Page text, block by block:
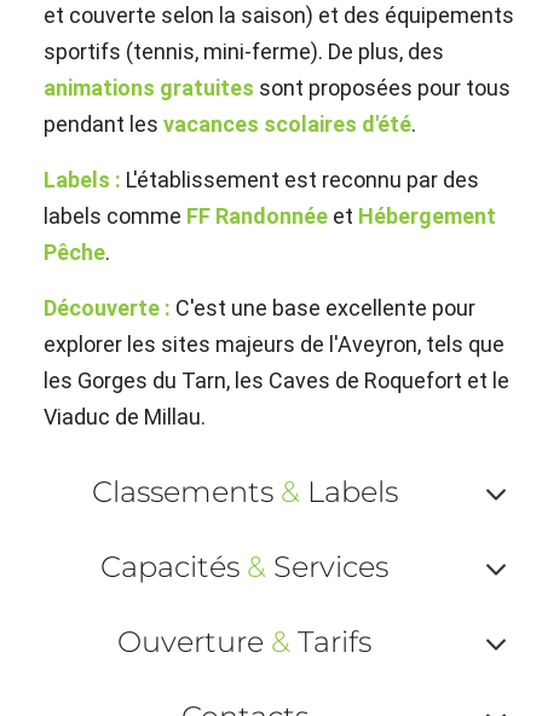
et couverte selon la saison) et des équipements
sportifs (tennis, mini-ferme). De plus, des
animations gratuites sont proposées pour tous
pendant les vacances scolaires d'été.
Labels : L'établissement est reconnu par des
labels comme FF Randonnée et Hébergement
Pêche.
Découverte : C'est une base excellente pour
explorer les sites majeurs de l'Aveyron, tels que
les Gorges du Tarn, les Caves de Roquefort et le
Viaduc de Millau.
Classements & Labels
ou
Capacités & Services
ou
Ouverture & Tarifs